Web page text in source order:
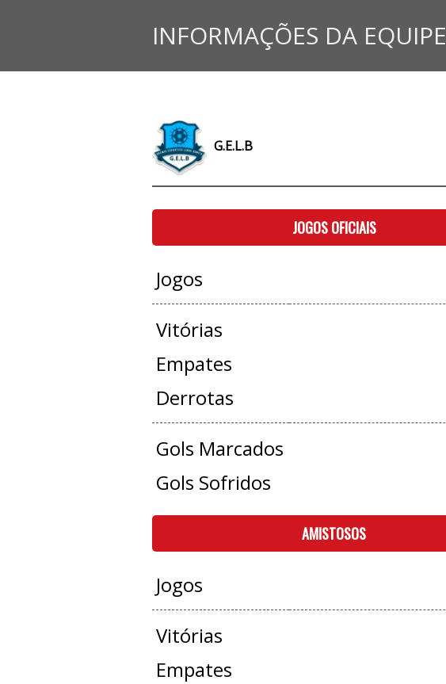
INFORMAÇÕES DA EQUIPE
G.E.L.B
JOGOS OFICIAIS
Jogos
Vitórias
Empates
Derrotas
Gols Marcados
Gols Sofridos
AMISTOSOS
Jogos
Vitórias
Empates